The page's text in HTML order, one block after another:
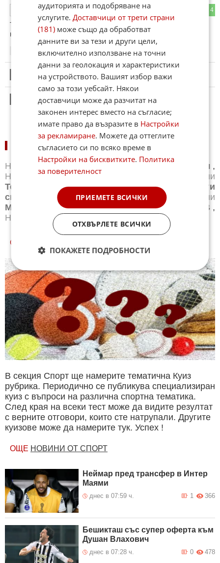
4
ОТГОВОР
Тоест разбирам, че доброволно са паднали. В състезание
нищо не се отстъпва!
10.06.2026
Този коментар е премахнат от модератор.
Този коментар е премахнат от модератор.
НОВИНИ ПО СПОРТОВЕ:
Новини Бг футбол Световен футбол ,
Новини
Баскетбол ,Новини
Новини
Тенис
Новини Бойни спортове ,Новини
Други
спортове
, Новини Лека атлетика
Новини
Моторни спортове ,Новини Спортът по ТВ ,
Новини
Зимни спортове
СПОРТ КУИЗОВЕ
В секция Спорт ще намерите тематична Куиз
рубрика. Периодично се публикува специализиран
куиз с въпроси на различна спортна тематика.
След края на всеки тест може да видите резултат
с верните отговори, които сте натрупали. Другите
куизове може да намерите тук. Успех !
ОЩЕ НОВИНИ ОТ СПОРТ
Неймар пред трансфер в Интер
Маями
днес в 07:59 ч. 366
1
Бешикташ със супер оферта към
Душан Влахович
днес в 07:28 ч. 478
0
аудиторията и подобряване на
услугите.Доставчици от трети страни
(181) може също да обработват
данните ви за тези и други цели,
включително използване на точни
данни за геолокация и характеристики
на устройството. Вашият избор важи
само за този уебсайт. Някои
доставчици може да разчитат на
законен интерес вместо на съгласие;
имате право да възразите в Настройки
за рекламиране. Можете да оттеглите
съгласието си по всяко време в
Настройки на бисквитките. Политика
за поверителност
ПРИЕМЕТЕ ВСИЧКИ
ОТХВЪРЛЕТЕ ВСИЧКИ
ПОКАЖЕТЕ ПОДРОБНОСТИ